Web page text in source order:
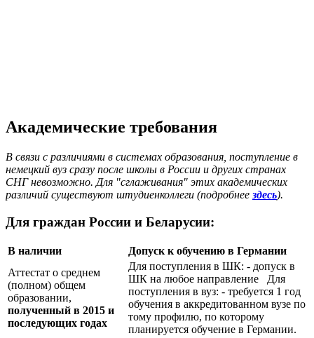
Академические требования
В связи с различиями в системах образования, поступление в
немецкий вуз сразу после школы в России и других странах
СНГ невозможно. Для "сглаживания" этих академических
различий существуют штудиенколлеги (подробнее здесь).
Для граждан России и Беларусии:
В наличии
Допуск к обучению в Германии
Аттестат о среднем
(полном) общем
образовании,
полученный в 2015 и
последующих годах
Для поступления в ШК: - допуск в
ШК на любое направление Для
поступления в вуз: - требуется 1 год
обучения в аккредитованном вузе по
тому профилю, по которому
планируется обучение в Германии.